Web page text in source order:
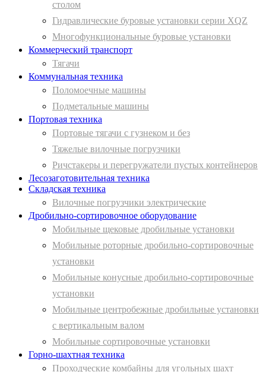
столом
Гидравлические буровые установки серии XQZ
Многофункциональные буровые установки
Коммерческий транспорт
Тягачи
Коммунальная техника
Поломоечные машины
Подметальные машины
Портовая техника
Портовые тягачи с гузнеком и без
Тяжелые вилочные погрузчики
Ричстакеры и перегружатели пустых контейнеров
Лесозаготовительная техника
Складская техника
Вилочные погрузчики электрические
Дробильно-сортировочное оборудование
Мобильные щековые дробильные установки
Мобильные роторные дробильно-сортировочные
установки
Мобильные конусные дробильно-сортировочные
установки
Мобильные центробежные дробильные установки
с вертикальным валом
Мобильные сортировочные установки
Горно-шахтная техника
Проходческие комбайны для угольных шахт